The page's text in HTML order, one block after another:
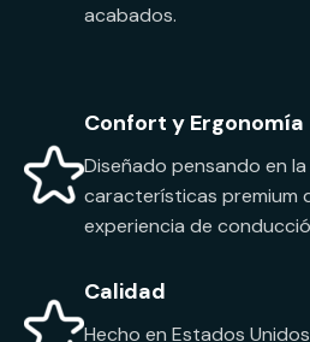
acabados.
Confort y Ergonomía
Diseñado pensando en
características premium
experiencia de
Calidad
Hecho en Estados